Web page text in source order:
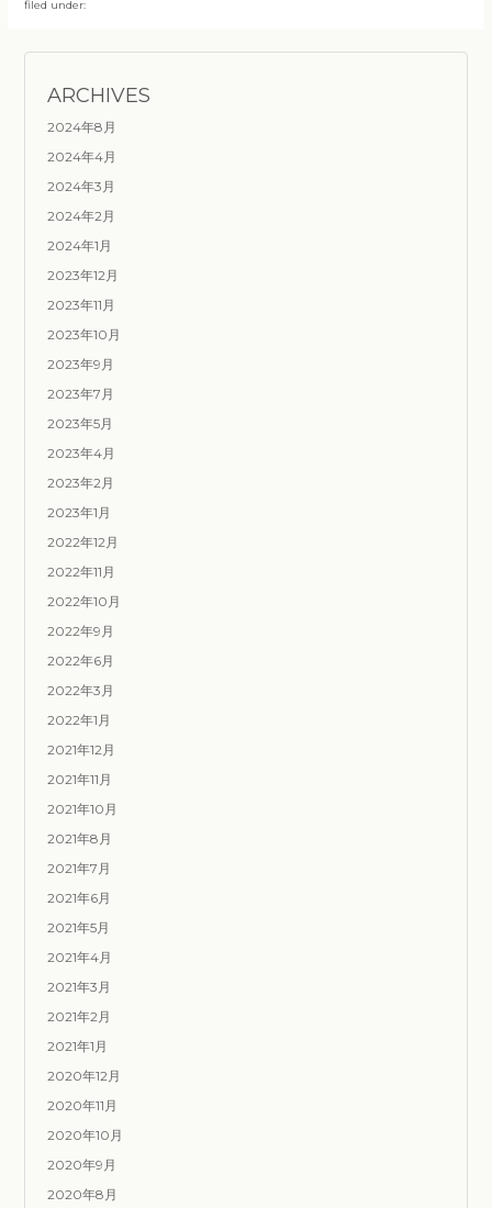
filed under:
ARCHIVES
2024年8月
2024年4月
2024年3月
2024年2月
2024年1月
2023年12月
2023年11月
2023年10月
2023年9月
2023年7月
2023年5月
2023年4月
2023年2月
2023年1月
2022年12月
2022年11月
2022年10月
2022年9月
2022年6月
2022年3月
2022年1月
2021年12月
2021年11月
2021年10月
2021年8月
2021年7月
2021年6月
2021年5月
2021年4月
2021年3月
2021年2月
2021年1月
2020年12月
2020年11月
2020年10月
2020年9月
2020年8月